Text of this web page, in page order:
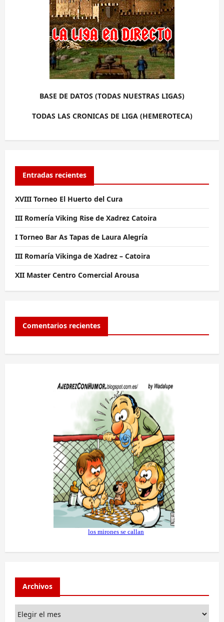
BASE DE DATOS (TODAS NUESTRAS LIGAS)
TODAS LAS CRONICAS DE LIGA (HEMEROTECA)
Entradas recientes
XVIII Torneo El Huerto del Cura
III Romería Viking Rise de Xadrez Catoira
I Torneo Bar As Tapas de Laura Alegría
III Romaría Vikinga de Xadrez – Catoira
XII Master Centro Comercial Arousa
Comentarios recientes
Archivos